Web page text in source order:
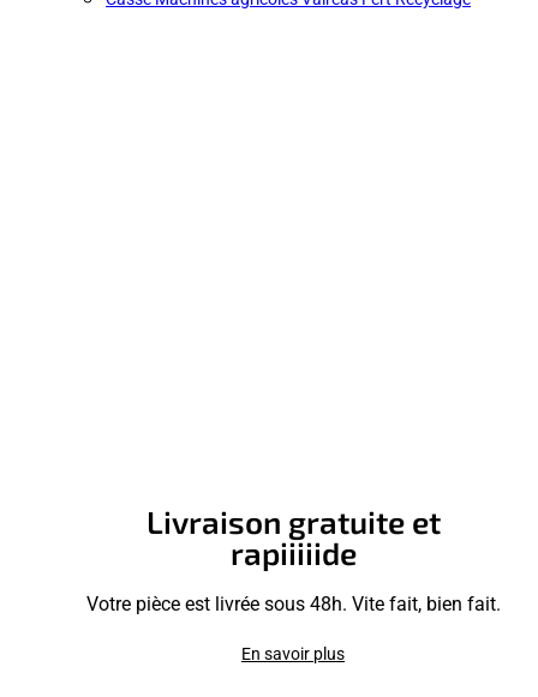
Livraison gratuite et
rapiiiiide
Votre pièce est livrée sous 48h. Vite fait, bien fait.
En savoir plus